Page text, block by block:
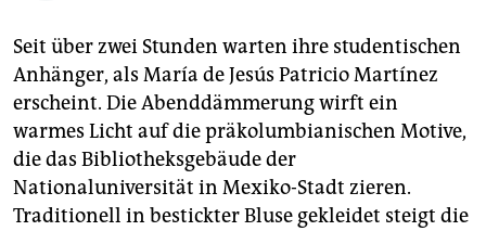
genossenschaft
epaper login
Seit über zwei Stunden warten ihre studentischen
Anhänger, als María de Jesús Patricio Martínez
erscheint. Die Abenddämmerung wirft ein
warmes Licht auf die präkolumbianischen Motive,
die das Bibliotheksgebäude der
Nationaluniversität in Mexiko-Stadt zieren.
Traditionell in bestickter Bluse gekleidet steigt die